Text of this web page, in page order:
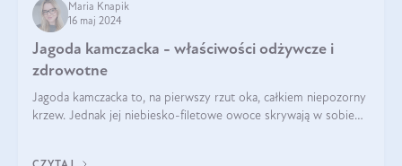
Maria Knapik
16 maj 2024
Jagoda kamczacka - właściwości odżywcze i
zdrowotne
Jagoda kamczacka to, na pierwszy rzut oka, całkiem niepozorny
krzew. Jednak jej niebiesko-filetowe owoce skrywają w sobie